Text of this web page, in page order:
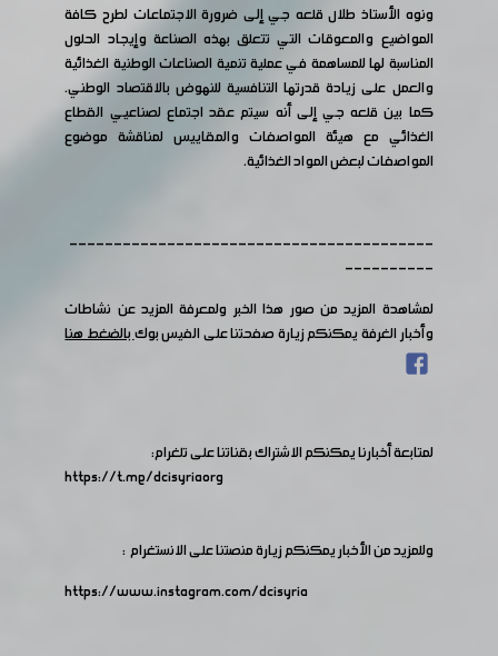
ونوه الأستاذ طلال قلعه جي إلى ضرورة الاجتماعات لطرح كافة
المواضيع والمعوقات التي تتعلق بهذه الصناعة وإيجاد الحلول
المناسبة لها للمساهمة في عملية تنمية الصناعات الوطنية الغذائية
والعمل على زيادة قدرتها التنافسية للنهوض بالاقتصاد الوطني.
كما بين قلعه جي إلى أنه سيتم عقد اجتماع لصناعيي القطاع
الغذائي مع هيئة المواصفات والمقاييس لمناقشة موضوع
المواصفات لبعض المواد الغذائية.
-----------------------------------------
----------
لمشاهدة المزيد من صور هذا الخبر ولمعرفة المزيد عن نشاطات
وأخبار الغرفة يمكنكم زيارة صفحتنا على الفيس بوكبالضغط هنا
لمتابعة أخبارنا يمكنكم الاشتراك بقناتنا على تلغرام:
https://t.me/dcisyriaorg
وللمزيد من الأخبار يمكنكم زيارة منصتنا على الانستغرام :
https://www.instagram.com/dcisyria​